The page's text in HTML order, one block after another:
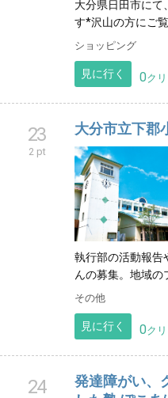
大分県日田市にて
す*沢山の方にご
ショッピング
見に行く 0ク
23
2 pt
大分市立下郡
執行部の活動報告
んの募集。地域の
その他
見に行く 0ク
24
発達障がい、